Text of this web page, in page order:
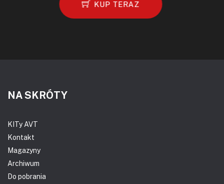
KUP TERAZ
NA SKRÓTY
KITy AVT
Kontakt
Magazyny
Archiwum
Do pobrania